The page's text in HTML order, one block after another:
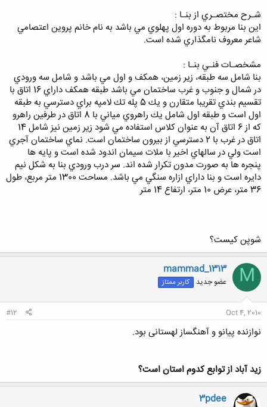
شـرح مختصـري از بنـا :
اين بنا مربوط به دوره اول پهلوي مي باشد به نام خانم پروين اعتصامي
شاعر معروف نامگذاري شده است.
مشخصـات فنـي بنـا :
بنا شامل سه طبقه، زير زمين، همكف و اول مي باشد و شامل سه ورودي
در شمال و جنوب و غرب ساختمان مي باشد طبقه همكف داراي 16 اتاق با
تقسيم بندي تقريبا متقارن و يك 5 پله تك لامپه براي دسترسي به طبقه
اول است و طبقه اول شامل يك راهروي مياني با 8 اتاق در طرفين راهرو
كه از 6 اتاق آن به عنوان كلاس استفاده مي شود زير زمين نيز شامل 14
اتاق در غرب با 2 دسترسي از بيرون ساختمان است. نماي ساختمان آجري
است ولي در سالهاي اخير با ملات سيمان اندود شده است و پايه ها
پنجره ها به صورت مدون تكرار شده اند. سر درب ورودي بنا به شكل نيم
دايره است و بنا داراي ازاره سنگي مي باشد. مساحت 1300 متر مربع، طول
36 متر، عرض 10 متر، ارتفاع 14 متر
شوپن کیست؟
M
mammad_1313
عضو جدید کاربر ممتاز
Oct 4, 2010
#12
نوازنده پیانو و آهنگساز لهستانی بود.
زید آباد از توابع کدوم استان است؟
3pdee